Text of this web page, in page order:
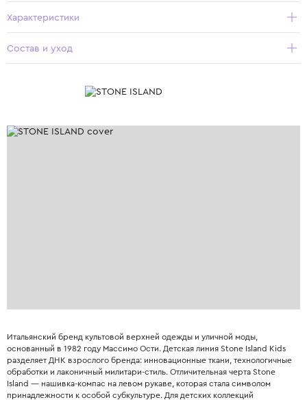
Характеристики
Состав и уход
Итальянский бренд культовой верхней одежды и уличной моды,
основанный в 1982 году Массимо Ости. Детская линия Stone Island Kids
разделяет ДНК взрослого бренда: инновационные ткани, технологичные
обработки и лаконичный милитари-стиль. Отличительная черта Stone
Island — нашивка-компас на левом рукаве, которая стала символом
принадлежности к особой субкультуре. Для детских коллекций